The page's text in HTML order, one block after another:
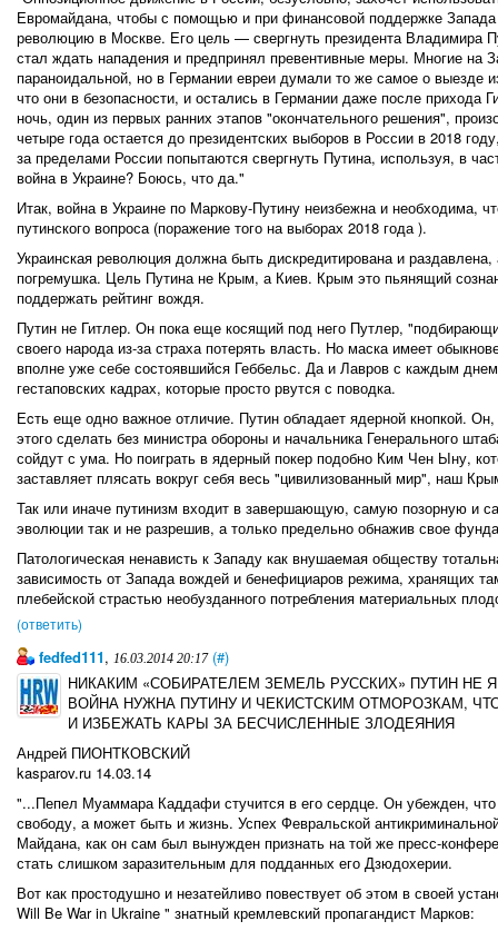
Евромайдана, чтобы с помощью и при финансовой поддержке
революцию в Москве. Его цель — свергнуть президента Владимира
стал ждать нападения и предпринял превентивные меры. Многие на
параноидальной, но в Германии евреи думали то же самое о выезде
что они в безопасности, и остались в Германии даже после прихода
ночь, один из первых ранних этапов "окончательного решения",
четыре года остается до президентских выборов в России в 2018
за пределами России попытаются свергнуть Путина, используя, в
война в Украине? Боюсь, что да."
Итак, война в Украине по Маркову-Путину неизбежна и необходима,
путинского вопроса (поражение того на выборах 2018 года ).
Украинская революция должна быть дискредитирована и
погремушка. Цель Путина не Крым, а Киев. Крым это пьянящий
поддержать рейтинг вождя.
Путин не Гитлер. Он пока еще косящий под него Путлер,
своего народа из-за страха потерять власть. Но маска имеет
вполне уже себе состоявшийся Геббельс. Да и Лавров с каждым
гестаповских кадрах, которые просто рвутся с поводка.
Еcть еще одно важное отличие. Путин обладает ядерной кнопкой.
этого сделать без министра обороны и начальника Генерального
сойдут с ума. Но поиграть в ядерный покер подобно Ким Чен Ыну,
заставляет плясать вокруг себя весь "цивилизованный мир", наш
Так или иначе путинизм входит в завершающую, самую позорную и
эволюции так и не разрешив, а только предельно обнажив свое
Патологическая ненависть к Западу как внушаемая обществу
зависимость от Запада вождей и бенефициаров режима, хранящих
плебейской страстью необузданного потребления материальных
(ответить)
fedfed111, 16.03.2014 20:17 (#)
НИКАКИМ «СОБИРАТЕЛЕМ ЗЕМЕЛЬ РУССКИХ» ПУТИН НЕ
ВОЙНА НУЖНА ПУТИНУ И ЧЕКИСТСКИМ ОТМОРОЗКАМ,
И ИЗБЕЖАТЬ КАРЫ ЗА БЕСЧИСЛЕННЫЕ ЗЛОДЕЯНИЯ
Андрей ПИОНТКОВСКИЙ
kasparov.ru 14.03.14
"...Пепел Муаммара Каддафи стучится в его сердце. Он убежден, что
свободу, а может быть и жизнь. Успех Февральской
Майдана, как он сам был вынужден признать на той же пресс-
стать слишком заразительным для подданных его Дзюдохерии.
Вот как простодушно и незатейливо повествует об этом в своей
Will Be War in Ukraine " знатный кремлевский пропагандист Марков: